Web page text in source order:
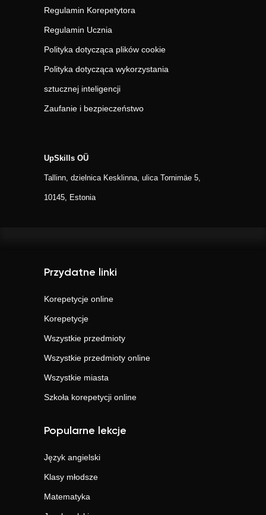
Regulamin Korepetytora
Regulamin Ucznia
Polityka dotycząca plików cookie
Polityka dotycząca wykorzystania
sztucznej inteligencji
Zaufanie i bezpieczeństwo
UpSkills OÜ
Tallinn, dzielnica Kesklinna, ulica Tornimäe 5,
10145, Estonia
Przydatne linki
Korepetycje online
Korepetycje
Wszystkie przedmioty
Wszystkie przedmioty online
Wszystkie miasta
Szkoła korepetycji online
Popularne lekcje
Język angielski
Klasy młodsze
Matematyka